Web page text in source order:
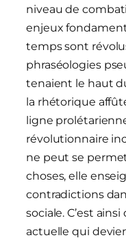
niveau de
enjeux
temps sont
phraséologies
tenaient le haut
la rhétorique
ligne
révolutionnaire
ne peut se
choses, elle
contradictions
sociale. C’est
actuelle qui